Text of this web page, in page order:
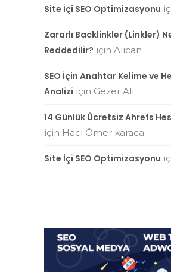
Site İçi SEO Optimizasyonu
Zararlı Backlinkler (Linkler)
Reddedilir? için Alican
SEO İçin Anahtar Kelime ve
Analizi için Gezer Ali
14 Günlük Ücretsiz Ahrefs
için Hacı Ömer karaca
Site İçi SEO Optimizasyonu